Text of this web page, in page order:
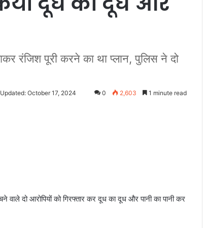
रंजिश पूरी करने का था प्लान, पुलिस ने दो
October 17, 2024 0 2,603 1 minute read
दो आरोपियों को गिरफ्तार कर दूध का दूध और पानी का पानी कर